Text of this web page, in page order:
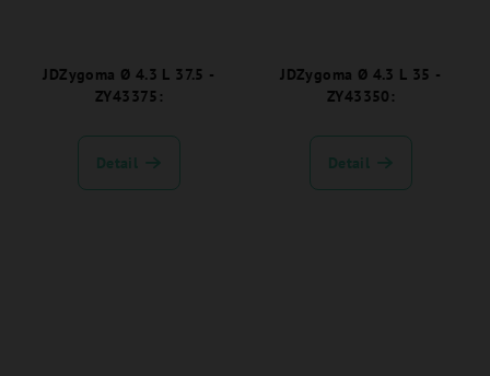
JDZygoma Ø 4.3 L 37.5 -
ZY43375:
Detail
JDZygoma Ø 4.3 L 35 -
ZY43350:
Detail